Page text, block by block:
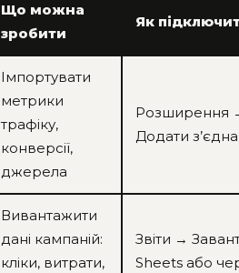
Що можна
зробити
Як
Імпортувати
метрики
трафіку,
конверсії,
джерела
Розширення
Додати
Вивантажити
дані кампаній:
кліки, витрати,
Звіти →
Sheets або